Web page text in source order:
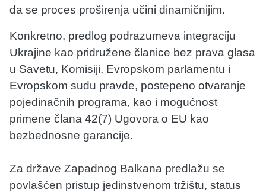
da se proces proširenja učini dinamičnijim.
Konkretno, predlog podrazumeva integraciju
Ukrajine kao pridružene članice bez prava glasa
u Savetu, Komisiji, Evropskom parlamentu i
Evropskom sudu pravde, postepeno otvaranje
pojedinačnih programa, kao i mogućnost
primene člana 42(7) Ugovora o EU kao
bezbednosne garancije.
Za države Zapadnog Balkana predlažu se
povlašćen pristup jedinstvenom tržištu, status